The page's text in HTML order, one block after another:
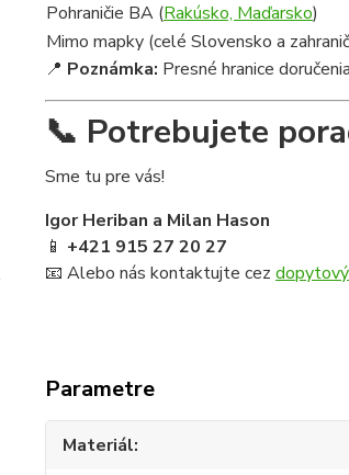
Pohraničie BA (Rakúsko, Maďarsko)
Mimo mapky (celé Slovensko a
📍 Poznámka: Presné hranice
📞 Potrebujete
Sme tu pre vás!
Igor Heriban a Milan Hason
📱 +421 915 27 20 27
📧 Alebo nás kontaktujte cez
Parametre
Materiál